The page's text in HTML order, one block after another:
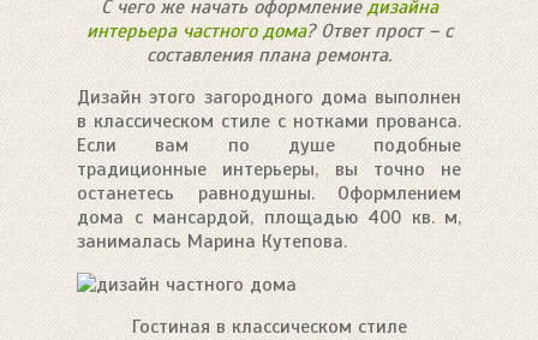
С чего же начать оформлениедизайна
интерьера частного дома? Ответ прост – с
составления плана ремонта.
Дизайн этого загородного дома выполнен
в классическом стиле с нотками прованса.
Если вам по душе подобные
традиционные интерьеры, вы точно не
останетесь равнодушны. Оформлением
дома с мансардой, площадью 400 кв. м,
занималась Марина Кутепова.
Гостиная в классическом стиле